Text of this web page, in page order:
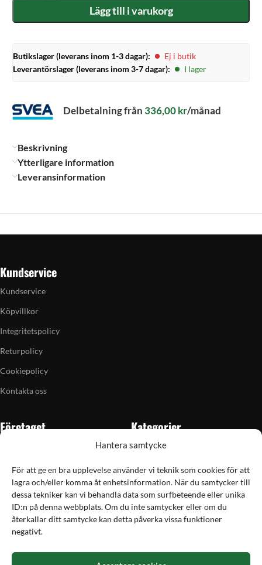
Hantera samtycke
För att ge en bra upplevelse använder vi teknik som cookies för att
lagra och/eller komma åt enhetsinformation. När du samtycker till
dessa tekniker kan vi behandla data som surfbeteende eller unika
ID:n på denna webbplats. Om du inte samtycker eller om du
återkallar ditt samtycke kan detta påverka vissa funktioner
negativt.
Lägg till i varukorg
Butikslager (leverans inom 1-3 dagar):
Ej i butik
Leverantörslager (leverans inom 3-7 dagar):
I lager
Delbetalning från 336,00kr/månad
Beskrivning
Ytterligare information
Leveransinformation
Kundservice
Kundservice
Köpvillkor
Integritetspolicy
Returpolicy
Cookiepolicy
Kontakta oss
Företaget
Butiken i Vellinge
Artiklar
Grain till gram-kalkylator
Kampanjer
Kategorier
Skytte
Jakt & fiske
Handladdning
Optik
Utrustning